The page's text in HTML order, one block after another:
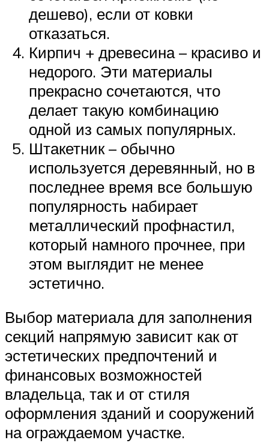
дешево), если от ковки
отказаться.
Кирпич + древесина – красиво и
недорого. Эти материалы
прекрасно сочетаются, что
делает такую комбинацию
одной из самых популярных.
Штакетник – обычно
используется деревянный, но в
последнее время все большую
популярность набирает
металлический профнастил,
который намного прочнее, при
этом выглядит не менее
эстетично.
Выбор материала для заполнения
секций напрямую зависит как от
эстетических предпочтений и
финансовых возможностей
владельца, так и от стиля
оформления зданий и сооружений
на ограждаемом участке.